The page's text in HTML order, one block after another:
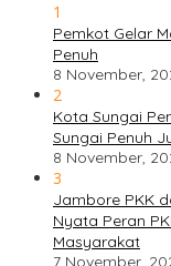
1
Pemkot Gelar
Penuh
8 November,
2
Kota Sungai
Sungai Penuh
8 November,
3
Jambore PKK
Nyata Peran
Masyarakat
7 November,